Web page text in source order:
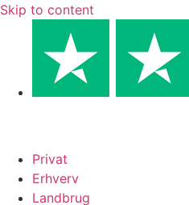
Skip to content
Privat
Erhverv
Landbrug